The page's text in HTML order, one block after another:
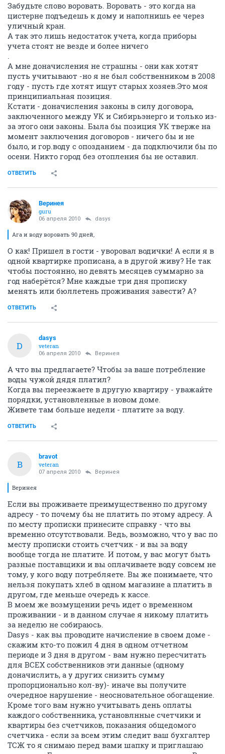
Забудьте слово воровать. Воровать - это когда на
цистерне подъедешь к дому и наполнишь ее через
уличный кран.
А так это лишь недостаток учета, когда приборы
учета стоят не везде и более ничего
.
А мне доначисления не страшны - они как хотят
пусть учитывают -но я не был собственником в 2008
году - пусть где хотят ищут старых хозяев.Это моя
принципиальная позиция.
Кстати - доначисления законы в силу договора,
заключенного между УК и Сибирьэнерго и только из-
за этого они законы. Была бы позиция УК тверже на
момент заключения договоров - ничего бы и не
было, и гор.воду с опозданием - да подключили бы по
осени. Никто город без отопления бы не оставил.
ОТВЕТИТЬ
Веринея
guru
06 апреля 2010 dasys
Ага и воду воровать 90 дней,
О как! Пришел в гости - уворовал водички! А если я в
одной квартирке прописана, а в другой живу? Не так
чтобы постоянно, но девять месяцев суммарно за
год наберётся? Мне каждые три дня прописку
менять или бюллетень проживания завести? А?
ОТВЕТИТЬ
D
dasys
veteran
06 апреля 2010 Веринея
А что вы предлагаете? Чтобы за ваше потребление
воды чужой дядя платил?
Когда вы переезжаете в другую квартиру - уважайте
порядки, установленные в новом доме.
Живете там больше недели - платите за воду.
ОТВЕТИТЬ
B
bravot
veteran
07 апреля 2010 Веринея
Веринея
Если вы проживаете преимущественно по другому
адресу - то почему бы не платить по этому адресу. А
по месту прописки принесите справку - что вы
временно отсутствовали. Ведь, возможно, что у вас по
месту прописки стоить счетчик - и вы за воду
вообще тогда не платите. И потом, у вас могут быть
разные поставщики и вы оплачиваете воду совсем не
тому, у кого воду потребляете. Вы же понимаете, что
нельзя покупать хлеб в одном магазине а платить в
другом, где меньше очередь к кассе.
В моем же возмущении речь идет о временном
проживании - и в данном случае я никому платить
за неделю не собираюсь.
Dasys - как вы проводите начисление в своем доме -
скажим кто-то пожил 4 дня в одном отчетном
периоде и 3 дня в другом - вам нужно пересчитать
для ВСЕХ собственников эти данные (одному
доначислить, а у других снизить сумму
пропорционально кол-ву)- иначе вы получите
очередное нарушение - неосновательное обогащение.
Кроме того вам нужно учитывать день оплаты
каждого собственника, установлнные счетчики и
квартиры без счетчиков, показания общедомого
счетчика - если за всем этим следит ваш бухгалтер
ТСЖ то я снимаю перед вами шапку и приглашаю